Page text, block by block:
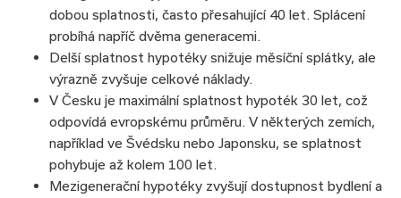
dobou splatnosti, často přesahující 40 let. Splácení
probíhá napříč dvěma generacemi.
Delší splatnost hypotéky snižuje měsíční splátky, ale
výrazně zvyšuje celkové náklady.
V Česku je maximální splatnost hypoték 30 let, což
odpovídá evropskému průměru. V některých zemích,
například ve Švédsku nebo Japonsku, se splatnost
pohybuje až kolem 100 let.
Mezigenerační hypotéky zvyšují dostupnost bydlení a